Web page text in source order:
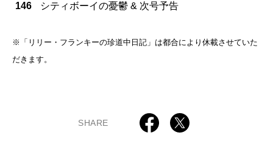
146 シティボーイの憂鬱 & 次号予告
※「リリー・フランキーの珍道中日記」は都合により休載させていた
だきます。
SHARE